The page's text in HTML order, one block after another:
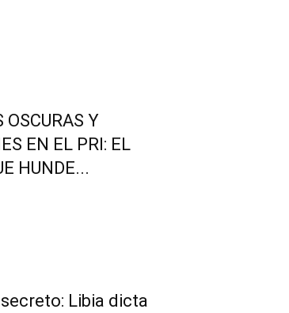
Y
EN EL PRI: EL
HUNDE...
Libia dicta